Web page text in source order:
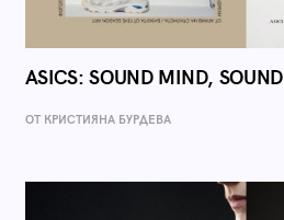
ASICS: SOUND MIND,
ОТ КРИСТИЯНА БУРДЕВА